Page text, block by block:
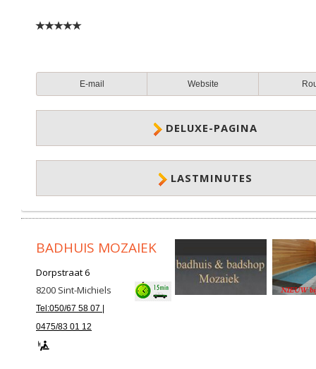
E-mail Website
DELUXE-PAGINA
LASTMINUTES
BADHUIS MOZAIEK
Dorpstraat 6
8200 Sint-Michiels
Tel:050/67 58 07 |
0475/83 01 12